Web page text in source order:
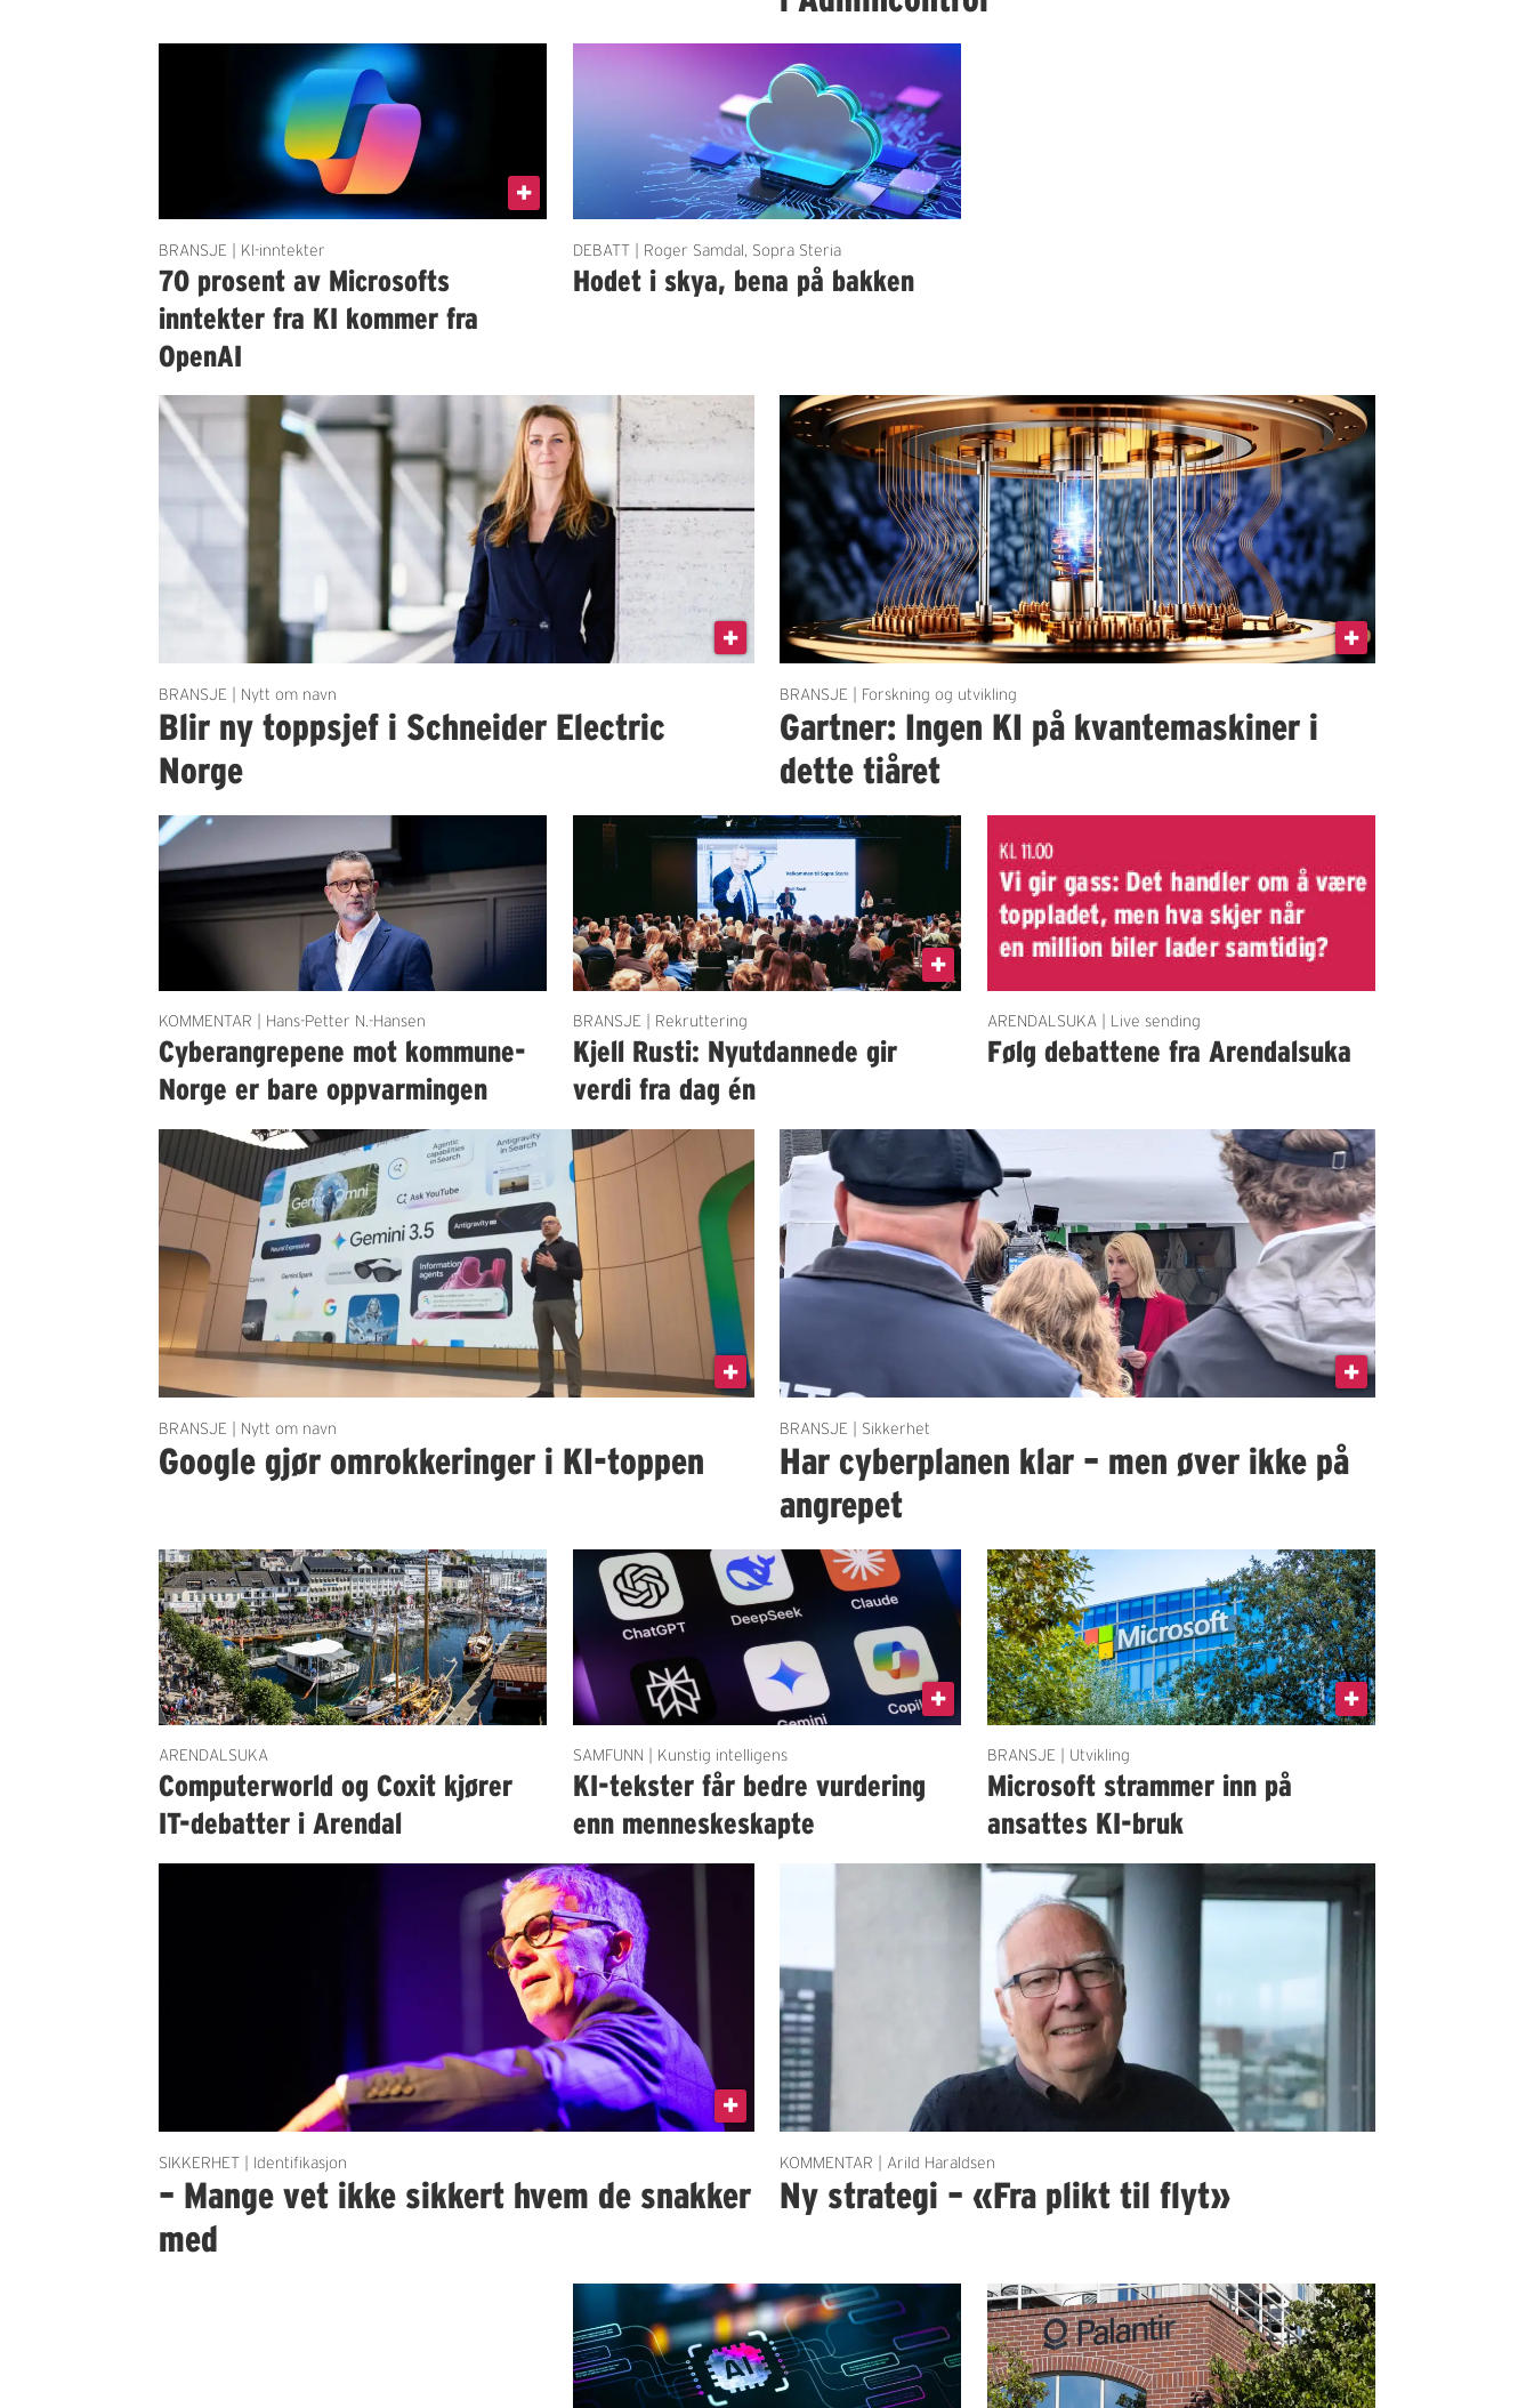
BRANSJE | KI-inntekter
70 prosent av Microsofts
inntekter fra KI kommer fra
OpenAI
DEBATT | Roger Samdal, Sopra Steria
Hodet i skya, bena på bakken
BRANSJE | Nytt om navn
Blir ny toppsjef i Schneider Electric
Norge
BRANSJE | Forskning og utvikling
Gartner: Ingen KI på kvantemaskiner i
dette tiåret
KOMMENTAR | Hans-Petter N.-Hansen
Cyberangrepene mot kommune-
Norge er bare oppvarmingen
BRANSJE | Rekruttering
Kjell Rusti: Nyutdannede gir
verdi fra dag én
ARENDALSUKA | Live sending
Følg debattene fra Arendalsuka
BRANSJE | Nytt om navn
Google gjør omrokkeringer i KI-toppen
BRANSJE | Sikkerhet
Har cyberplanen klar – men øver ikke på
angrepet
ARENDALSUKA
Computerworld og Coxit kjører
IT-debatter i Arendal
SAMFUNN | Kunstig intelligens
KI-tekster får bedre vurdering
enn menneskeskapte
BRANSJE | Utvikling
Microsoft strammer inn på
ansattes KI-bruk
SIKKERHET | Identifikasjon
– Mange vet ikke sikkert hvem de snakker
med
KOMMENTAR | Arild Haraldsen
Ny strategi – «Fra plikt til flyt»